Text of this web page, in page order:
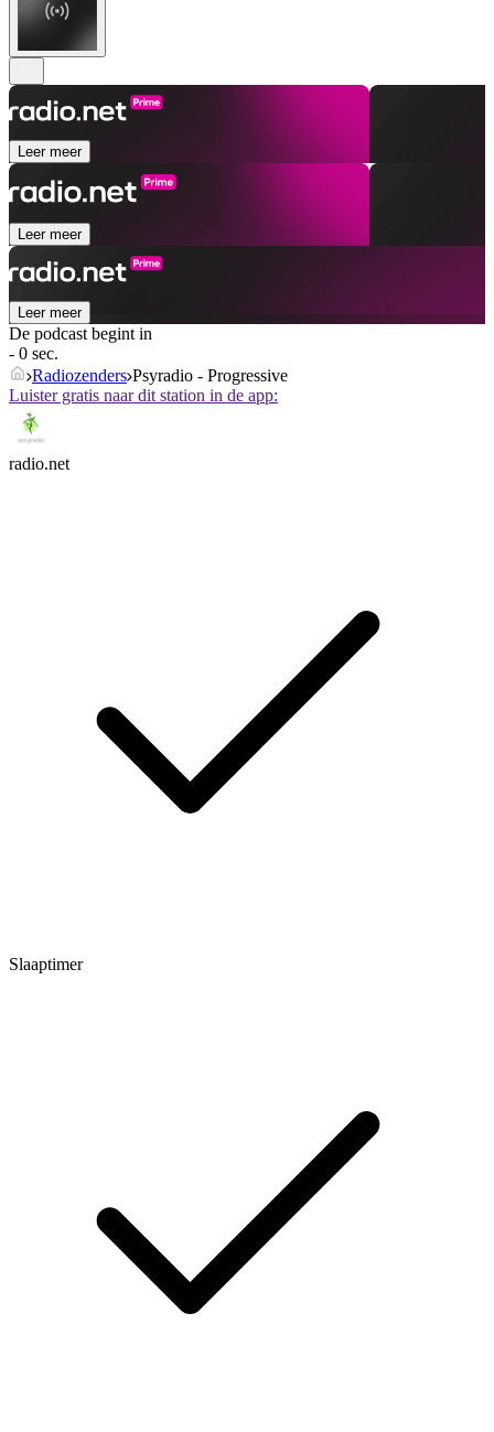
Leer meer
Leer meer
Leer meer
De podcast begint in
- 0 sec.
Radiozenders Psyradio - Progressive
Luister gratis naar dit station in de app:
radio.net
Slaaptimer